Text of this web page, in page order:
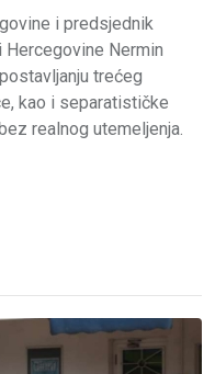
i predsjednik
Nermin
trećeg
kao i separatističke
realnog utemeljenja.